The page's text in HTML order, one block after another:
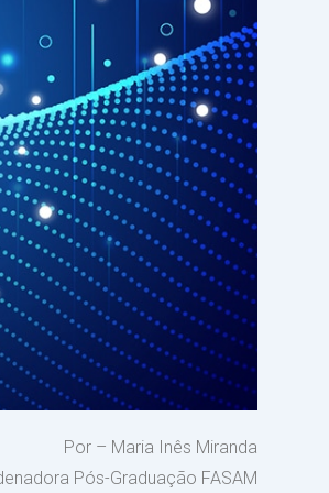
Por – Maria Inês Miranda
Pós-Graduação FASAM